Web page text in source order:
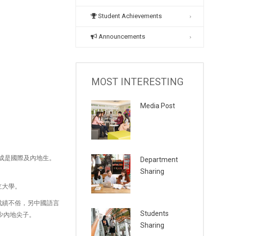
國際及內地生。
學。
不俗，另中國語言
地尖子。
Student Achievements
Announcements
MOST INTERESTING
Media Post
Department
Sharing
Students
Sharing